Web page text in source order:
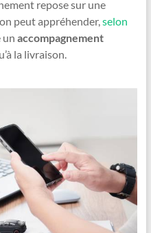
repose sur une
peut appréhender,selon
un accompagnement
la livraison.